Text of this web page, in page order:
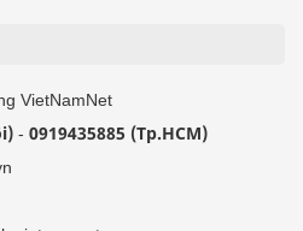
VietNamNet
- 0919435885 (Tp.HCM)